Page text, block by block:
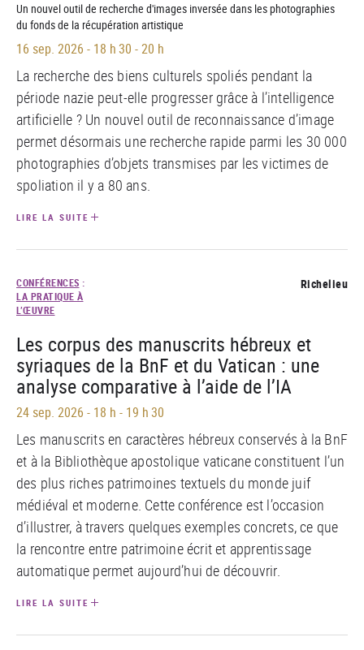
Un nouvel outil de recherche d'images inversée dans les photographies
du fonds de la récupération artistique
16 sep. 2026 - 18 h 30 - 20 h
La recherche des biens culturels spoliés pendant la
période nazie peut-elle progresser grâce à l’intelligence
artificielle ? Un nouvel outil de reconnaissance d’image
permet désormais une recherche rapide parmi les 30 000
photographies d’objets transmises par les victimes de
spoliation il y a 80 ans.
LIRE LA SUITE
CONFÉRENCES :
LA PRATIQUE À
L’ŒUVRE
Richelieu
Les corpus des manuscrits hébreux et
syriaques de la BnF et du Vatican : une
analyse comparative à l’aide de l’IA
24 sep. 2026 - 18 h - 19 h 30
Les manuscrits en caractères hébreux conservés à la BnF
et à la Bibliothèque apostolique vaticane constituent l’un
des plus riches patrimoines textuels du monde juif
médiéval et moderne. Cette conférence est l’occasion
d’illustrer, à travers quelques exemples concrets, ce que
la rencontre entre patrimoine écrit et apprentissage
automatique permet aujourd’hui de découvrir.
LIRE LA SUITE